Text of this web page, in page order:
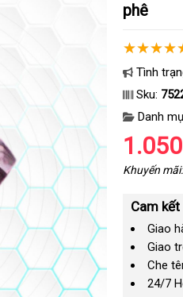
phê
Tình
Sku:
Danh
Khuyến mãi:
Cam kết
Giao
Giao
Che
24/7